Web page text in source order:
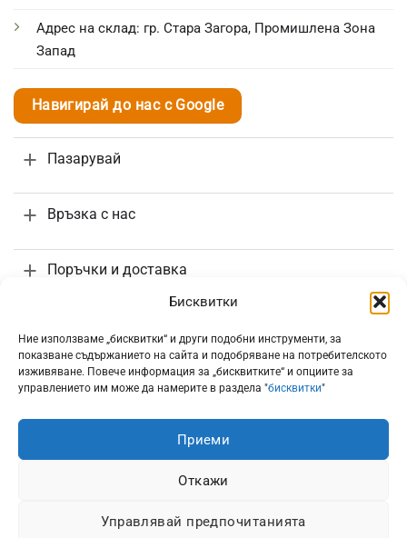
Бисквитки
Ние използваме „бисквитки“ и други подобни инструменти, за
показване съдържанието на сайта и подобряване на потребителското
изживяване. Повече информация за „бисквитките“ и опциите за
управлението им може да намерите в раздела "бисквитки"
Приеми
Откажи
Управлявай предпочитанията
Адрес на склад: гр. Стара Загора, Промишлена Зона
Запад
Навигирай до нас с Google
Пазарувай
Връзка с нас
Поръчки и доставка
Всички цени са с включено 20% ДДС